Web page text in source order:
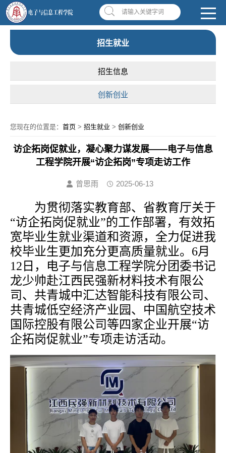
南昌应用技术师范学院，助你圆梦! 学校首页| OA系统 违反师德举报信箱
请输入关键字词
招生就业
招生信息
创新创业
您现在的位置是： 首页 > 招生就业 > 创新创业
访企拓岗促就业，凝心聚力谋发展——电子与信息
工程学院开展“访企拓岗”专项走访工作
曾思雨 2025-06-13
为贯彻落实教育部、省教育厅关于
“访企拓岗促就业”的工作部署，有效拓
宽毕业生就业渠道和资源，全力促进我
校毕业生更加充分更高质量就业。 6月
12 日，电子与信息工程学院分团委书记
龙少帅赴江西民强新材料技术有限公
司、共青城中汇达智能科技有限公司、
共青城低空经济产业园、中国航空技术
国际控股有限公司等四家企业开展“访
企拓岗促就业”专项走访活动。